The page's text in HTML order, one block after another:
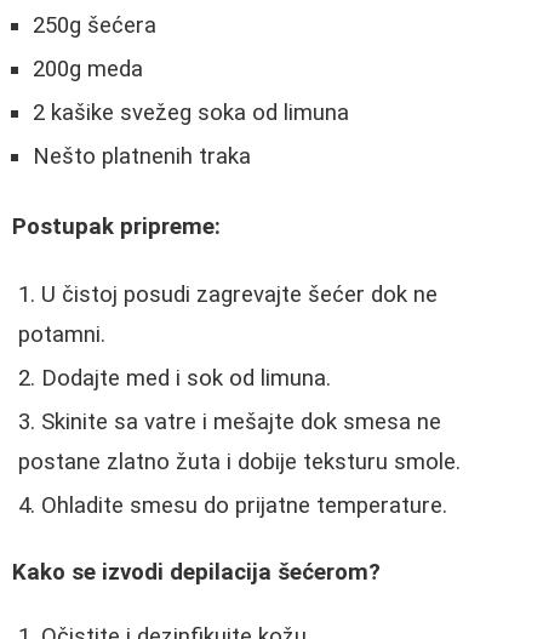
250g šećera
200g meda
2 kašike svežeg soka od limuna
Nešto platnenih traka
Postupak pripreme:
U čistoj posudi zagrevajte šećer dok ne
potamni.
Dodajte med i sok od limuna.
Skinite sa vatre i mešajte dok smesa ne
postane zlatno žuta i dobije teksturu smole.
Ohladite smesu do prijatne temperature.
Kako se izvodi depilacija šećerom?